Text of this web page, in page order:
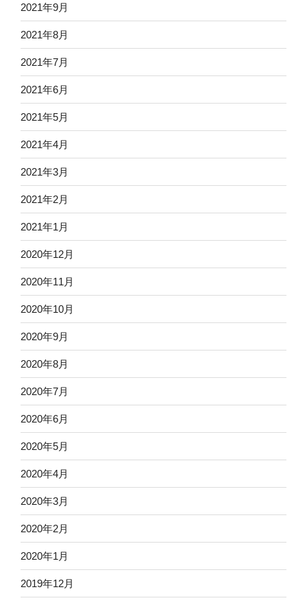
2021年9月
2021年8月
2021年7月
2021年6月
2021年5月
2021年4月
2021年3月
2021年2月
2021年1月
2020年12月
2020年11月
2020年10月
2020年9月
2020年8月
2020年7月
2020年6月
2020年5月
2020年4月
2020年3月
2020年2月
2020年1月
2019年12月